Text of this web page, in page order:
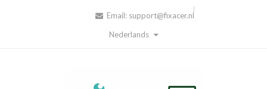
Email: support@fixacer.nl
Nederlands